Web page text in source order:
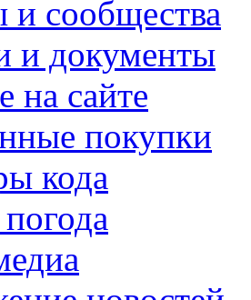
и сообщества
и документы
на сайте
покупки
кода